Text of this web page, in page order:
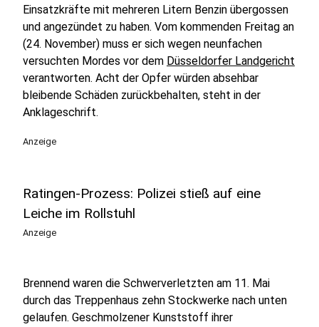
Einsatzkräfte mit mehreren Litern Benzin übergossen
und angezündet zu haben. Vom kommenden Freitag an
(24. November) muss er sich wegen neunfachen
versuchten Mordes vor dem Düsseldorfer Landgericht
verantworten. Acht der Opfer würden absehbar
bleibende Schäden zurückbehalten, steht in der
Anklageschrift.
Anzeige
Ratingen-Prozess: Polizei stieß auf eine
Leiche im Rollstuhl
Anzeige
Brennend waren die Schwerverletzten am 11. Mai
durch das Treppenhaus zehn Stockwerke nach unten
gelaufen. Geschmolzener Kunststoff ihrer